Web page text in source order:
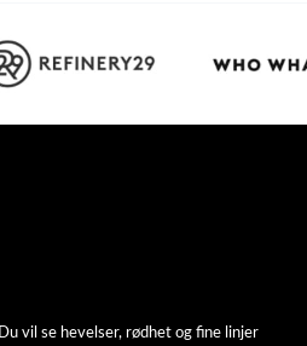
vil se hevelser, rødhet og fine linjer